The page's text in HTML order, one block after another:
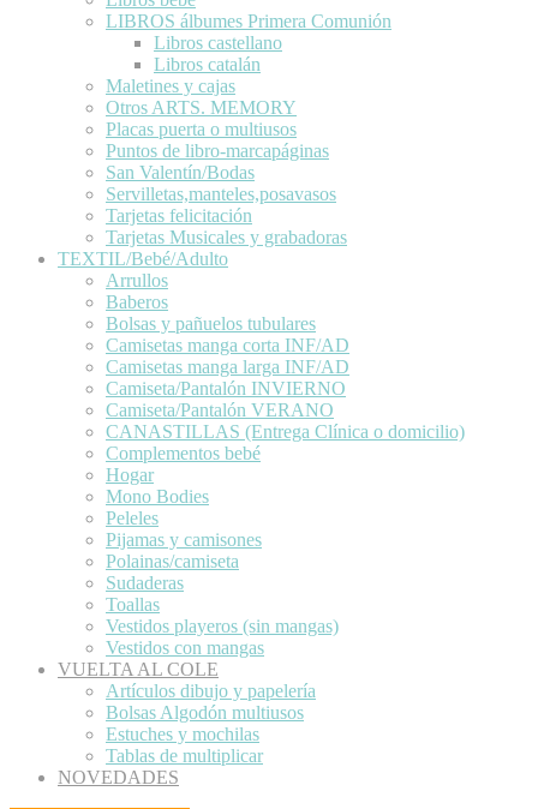
LIBROS álbumes Primera Comunión
Libros castellano
Libros catalán
Maletines y cajas
Otros ARTS. MEMORY
Placas puerta o multiusos
Puntos de libro-marcapáginas
San Valentín/Bodas
Servilletas,manteles,posavasos
Tarjetas felicitación
Tarjetas Musicales y grabadoras
TEXTIL/Bebé/Adulto
Arrullos
Baberos
Bolsas y pañuelos tubulares
Camisetas manga corta INF/AD
Camisetas manga larga INF/AD
Camiseta/Pantalón INVIERNO
Camiseta/Pantalón VERANO
CANASTILLAS (Entrega Clínica o domicilio)
Complementos bebé
Hogar
Mono Bodies
Peleles
Pijamas y camisones
Polainas/camiseta
Sudaderas
Toallas
Vestidos playeros (sin mangas)
Vestidos con mangas
VUELTA AL COLE
Artículos dibujo y papelería
Bolsas Algodón multiusos
Estuches y mochilas
Tablas de multiplicar
NOVEDADES